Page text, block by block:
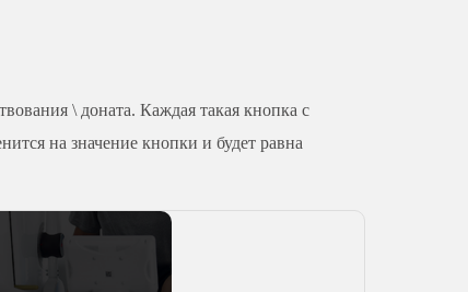
\ доната. Каждая такая кнопка с
на значение кнопки и будет равна